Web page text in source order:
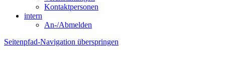
Kontaktpersonen
intern
An-/Abmelden
Seitenpfad-Navigation überspringen